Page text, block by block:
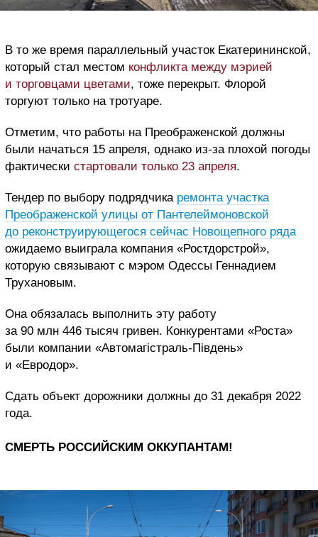
В то же время параллельный участок Екатерининской,
который стал местом конфликта между мэрией
и торговцами цветами, тоже перекрыт. Флорой
торгуют только на тротуаре.
Отметим, что работы на Преображенской должны
были начаться 15 апреля, однако из-за плохой погоды
фактически стартовали только 23 апреля.
Тендер по выбору подрядчика ремонта участка
Преображенской улицы от Пантелеймоновской
до реконструирующегося сейчас Новощепного ряда
ожидаемо выиграла компания «Ростдорстрой»,
которую связывают с мэром Одессы Геннадием
Трухановым.
Она обязалась выполнить эту работу
за 90 млн 446 тысяч гривен. Конкурентами «Роста»
были компании «Автомагістраль-Південь»
и «Евродор».
Сдать объект дорожники должны до 31 декабря 2022
года.
СМЕРТЬ РОССИЙСКИМ ОККУПАНТАМ!